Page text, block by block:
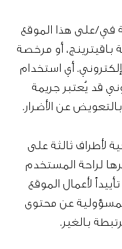
في/على هذا الموقع
باقيترينج، أو مرخصة
أي استخدام
قد يُعتبر جريمة
عن الأضرار.
لأطراف ثالثة على
لراحة المستخدم
لأعمال الموقع
عن محتوى
بالغير.